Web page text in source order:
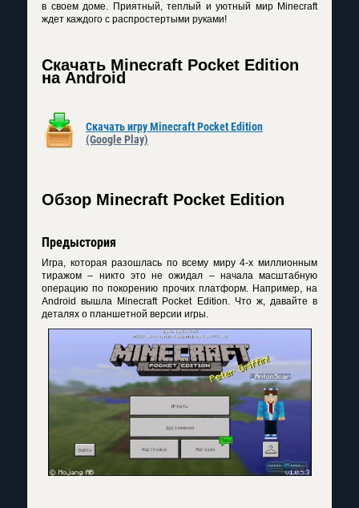
в своем доме. Приятный, теплый и уютный мир Minecraft
ждет каждого с распростертыми руками!
Скачать Minecraft Pocket Edition
на Android
Скачать игру Minecraft Pocket Edition
(Google Play)
Обзор Minecraft Pocket Edition
Предыстория
Игра, которая разошлась по всему миру 4-х миллионным
тиражом – никто это не ожидал – начала масштабную
операцию по покорению прочих платформ. Например, на
Android вышла Minecraft Pocket Edition. Что ж, давайте в
деталях о планшетной версии игры.